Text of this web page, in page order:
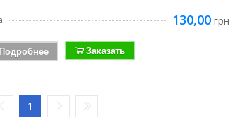
130,00грн
Подробнее Заказать
1